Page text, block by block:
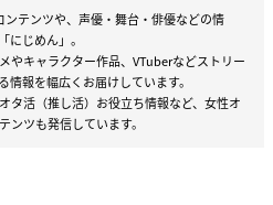
テンツや、声優・舞台・俳優などの情
にじめん」。
やキャラクター作品、VTuberなどストリー
報を幅広くお届けしています。
タ活（推し活）お役立ち情報など、女性オ
ンツも発信しています。